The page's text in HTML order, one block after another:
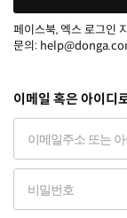
페이스북, 엑스 로그인
문의:
이메일 혹은 아이디